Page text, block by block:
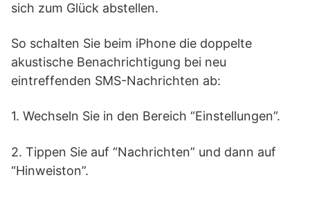
sich zum Glück abstellen.
So schalten Sie beim iPhone die doppelte
akustische Benachrichtigung bei neu
eintreffenden SMS-Nachrichten ab:
1. Wechseln Sie in den Bereich “Einstellungen”.
2. Tippen Sie auf “Nachrichten” und dann auf
“Hinweiston”.